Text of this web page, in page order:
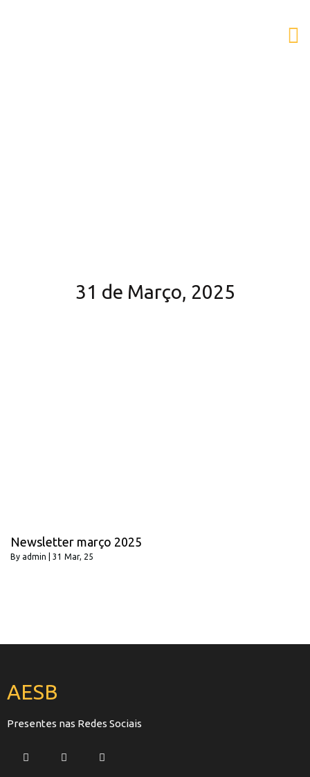
31 de Março, 2025
Newsletter março 2025
By admin 31 Mar, 25
AESB
Presentes nas Redes Sociais